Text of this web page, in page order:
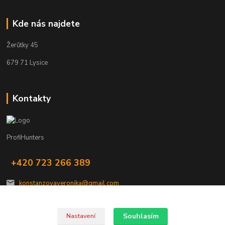
Kde nás najdete
Žerůtky 45
679 71 Lysice
Kontakty
ProfiHunters
+420 723 266 389
konstanzovaveronika@gmail.com
Nastavení Souhlasím